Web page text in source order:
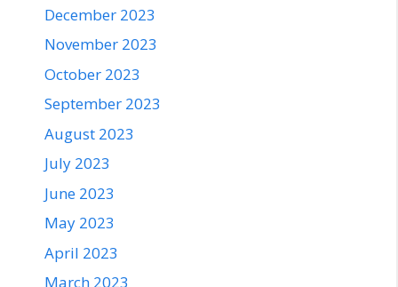
December 2023
November 2023
October 2023
September 2023
August 2023
July 2023
June 2023
May 2023
April 2023
March 2023